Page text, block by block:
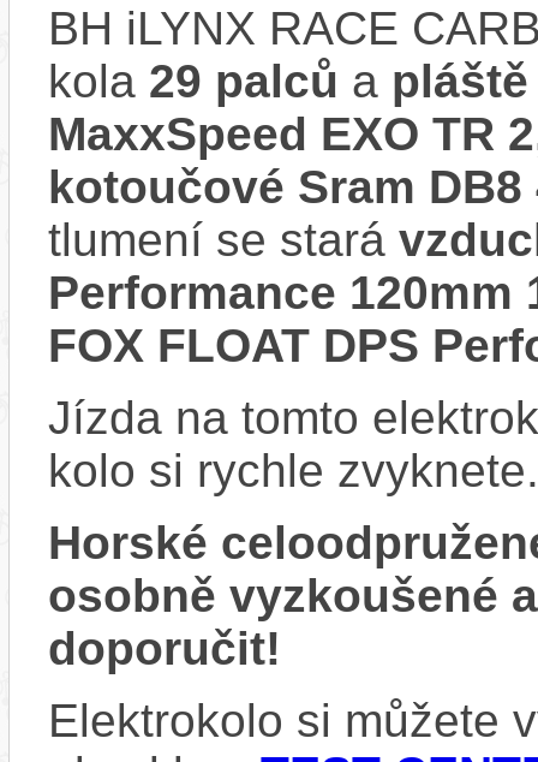
BH iLYNX RACE
kola 29 palců a
MaxxSpeed EXO TR
kotoučové Sram
tlumení se stará
Performance 120mm
FOX FLOAT DPS
Jízda na tomto
kolo si rychle zvyknete.
Horské
osobně vyzkoušené
doporučit!
Elektrokolo si můžete